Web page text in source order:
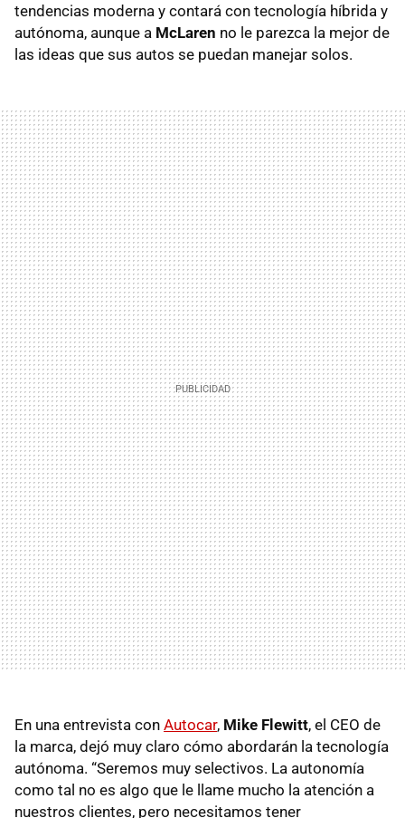
tendencias moderna y contará con tecnología híbrida y
autónoma, aunque a McLaren no le parezca la mejor de
las ideas que sus autos se puedan manejar solos.
En una entrevista con Autocar, Mike Flewitt, el CEO de
la marca, dejó muy claro cómo abordarán la tecnología
autónoma. “Seremos muy selectivos. La autonomía
como tal no es algo que le llame mucho la atención a
nuestros clientes, pero necesitamos tener